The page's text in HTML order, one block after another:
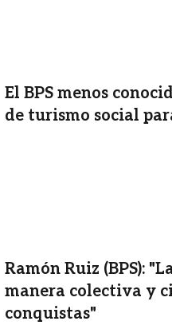
El BPS menos
de turismo social
Ramón Ruiz (BPS):
manera colectiva y
conquistas"